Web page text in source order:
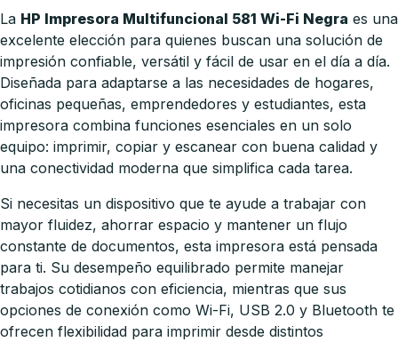
La HP Impresora Multifuncional 581 Wi-Fi Negra es una
excelente elección para quienes buscan una solución de
impresión confiable, versátil y fácil de usar en el día a día.
Diseñada para adaptarse a las necesidades de hogares,
oficinas pequeñas, emprendedores y estudiantes, esta
impresora combina funciones esenciales en un solo
equipo: imprimir, copiar y escanear con buena calidad y
una conectividad moderna que simplifica cada tarea.
Si necesitas un dispositivo que te ayude a trabajar con
mayor fluidez, ahorrar espacio y mantener un flujo
constante de documentos, esta impresora está pensada
para ti. Su desempeño equilibrado permite manejar
trabajos cotidianos con eficiencia, mientras que sus
opciones de conexión como Wi-Fi, USB 2.0 y Bluetooth te
ofrecen flexibilidad para imprimir desde distintos